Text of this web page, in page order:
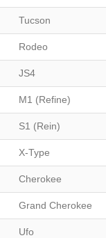
Tucson
Rodeo
JS4
M1 (Refine)
S1 (Rein)
X-Type
Cherokee
Grand Cherokee
Ufo